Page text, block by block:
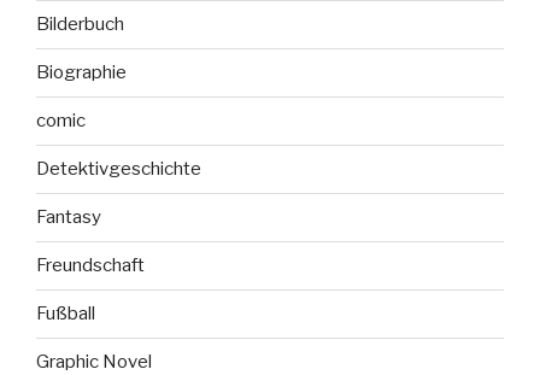
Bilderbuch
Biographie
comic
Detektivgeschichte
Fantasy
Freundschaft
Fußball
Graphic Novel